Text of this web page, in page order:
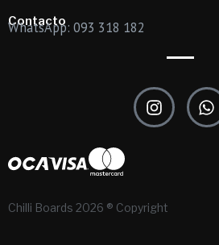
Contacto
WhatsApp: 093 318 182
Chilli Boards 2026 ® Copyright
I
n
s
a
h
a